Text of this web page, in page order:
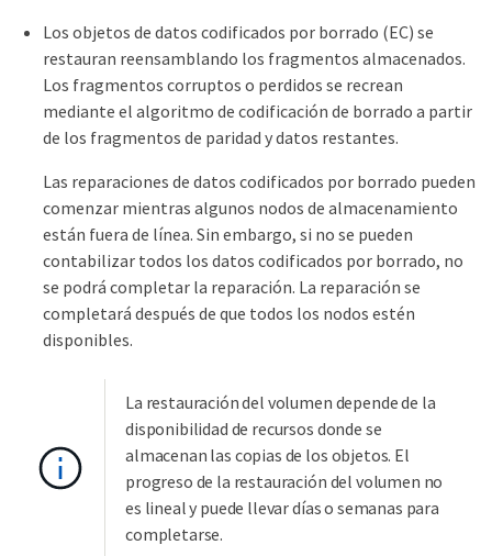
Los objetos de datos codificados por borrado (EC) se
restauran reensamblando los fragmentos almacenados.
Los fragmentos corruptos o perdidos se recrean
mediante el algoritmo de codificación de borrado a partir
de los fragmentos de paridad y datos restantes.
Las reparaciones de datos codificados por borrado pueden
comenzar mientras algunos nodos de almacenamiento
están fuera de línea. Sin embargo, si no se pueden
contabilizar todos los datos codificados por borrado, no
se podrá completar la reparación. La reparación se
completará después de que todos los nodos estén
disponibles.
La restauración del volumen depende de la
disponibilidad de recursos donde se
almacenan las copias de los objetos. El
progreso de la restauración del volumen no
es lineal y puede llevar días o semanas para
completarse.